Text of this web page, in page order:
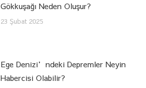
Gökkuşağı Neden Oluşur?
23 Şubat 2025
Ege Denizi’ndeki Depremler Neyin
Habercisi Olabilir?